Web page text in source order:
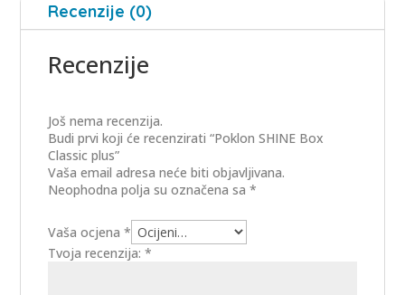
Recenzije (0)
Recenzije
Još nema recenzija.
Budi prvi koji će recenzirati “Poklon SHINE Box
Classic plus”
Vaša email adresa neće biti objavljivana.
Neophodna polja su označena sa*
Vaša ocjena*
Tvoja recenzija:*